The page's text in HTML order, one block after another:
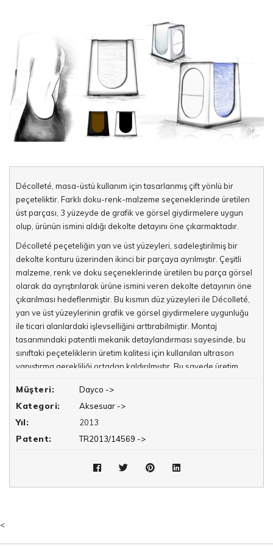
Décolleté, masa-üstü kullanım için tasarlanmış çift yönlü bir
peçeteliktir. Farklı doku-renk-malzeme seçeneklerinde üretilen
üst parçası, 3 yüzeyde de grafik ve görsel giydirmelere uygun
olup, ürünün ismini aldığı dekolte detayını öne çıkarmaktadır.
Décolleté peçeteliğin yan ve üst yüzeyleri, sadeleştirilmiş bir
dekolte konturu üzerinden ikinci bir parçaya ayrılmıştır. Çeşitli
malzeme, renk ve doku seçeneklerinde üretilen bu parça görsel
olarak da ayrıştırılarak ürüne ismini veren dekolte detayının öne
çıkarılması hedeflenmiştir. Bu kısmın düz yüzeyleri ile Décolleté,
yan ve üst yüzeylerinin grafik ve görsel giydirmelere uygunluğu
ile ticari alanlardaki işlevselliğini arttırabilmiştir. Montaj
tasarımındaki patentli mekanik detaylandırması sayesinde, bu
sınıftaki peçeteliklerin üretim kalitesi için kullanılan ultrason
yapıştırma gerekliliği ortadan kaldırılmıştır. Bu sayede üretim
vermeden azaltılabilmesi sağlanmıştır.
Ürünün yan ve üst olmak üzere toplam 3 yüzeyi de grafik ve
görsel giydirmelere uygundur. Ana gövde, farklı malzeme, doku
ve renk’lerde üretilen ikinci bir parçaya ayrılarak görsel çeşitlilik
kusursuz yerine getiren Décolleté peçete kapasitesi ile kendi
Müşteri: Dayco ->
Kategori: Aksesuar ->
Yıl: 2013
Patent: TR2013/14569 ->
<